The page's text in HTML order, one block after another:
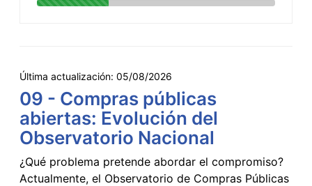
Última actualización: 05/08/2026
09 - Compras públicas
abiertas: Evolución del
Observatorio Nacional
¿Qué problema pretende abordar el compromiso?
Actualmente, el Observatorio de Compras Públicas